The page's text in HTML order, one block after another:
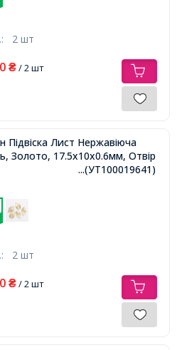
2 шт
₴/ 2 шт
Підвіска Лист Нержавіюча
Золото, 17.5х10х0.6мм, Отвір
...(УТ100019641)
2 шт
₴/ 2 шт